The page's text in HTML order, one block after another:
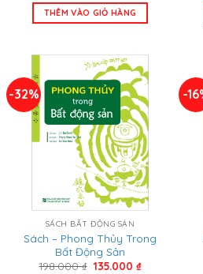
là:
389.000 ₫.
tại
THÊM VÀO GIỎ HÀNG
-32%
SÁCH BẤT ĐỘNG SẢN
Sách – Phong Thủy Trong
Bất Động Sản
198.000₫ Giá
135.000 ₫Giá
-